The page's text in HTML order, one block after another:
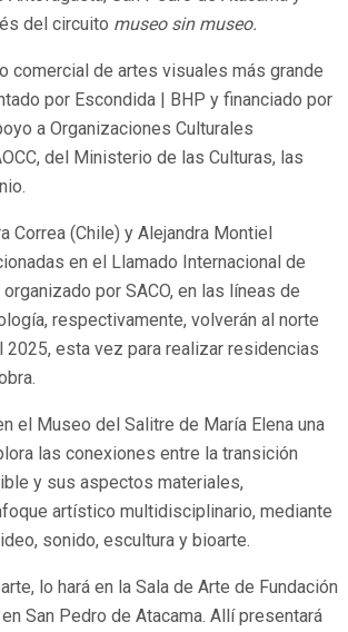
del circuito museo sin museo.
comercial de artes visuales más grande
por Escondida | BHP y financiado por
a Organizaciones Culturales
del Ministerio de las Culturas, las
Correa (Chile) y Alejandra Montiel
en el Llamado Internacional de
por SACO, en las líneas de
respectivamente, volverán al norte
2025, esta vez para realizar residencias
el Museo del Salitre de María Elena una
las conexiones entre la transición
y sus aspectos materiales,
artístico multidisciplinario, mediante
sonido, escultura y bioarte.
lo hará en la Sala de Arte de Fundación
San Pedro de Atacama. Allí presentará